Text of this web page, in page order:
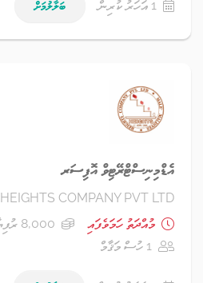
1 އަހަރު ކުރިން ބަލާލުމަށް
އެޑްމިނިސްޓްރޭޓިވް އޮފިސަރ
HEIGHTS COMPANY PVT LTD
މުއްދަތު ހަމަވެފައި
8,000 ރުފިޔާ - 10,000 ރުފިޔާ
1 ހުސް މަޤާމް